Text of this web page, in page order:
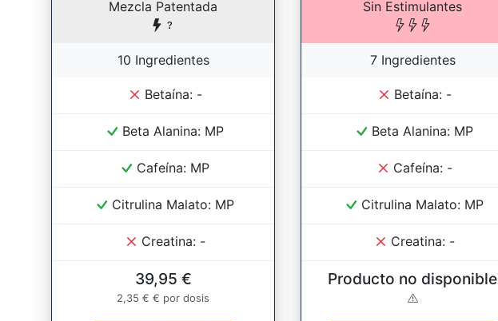
Mezcla Patentada
10 Ingredientes
Betaína: -
Beta Alanina: MP
Cafeína: MP
Citrulina Malato: MP
Creatina: -
39,95 €
2,35 € € por dosis
Sin Estimulantes
7 Ingredientes
Betaína: -
Beta Alanina: MP
Cafeína: -
Citrulina Malato: MP
Creatina: -
Producto no disponible